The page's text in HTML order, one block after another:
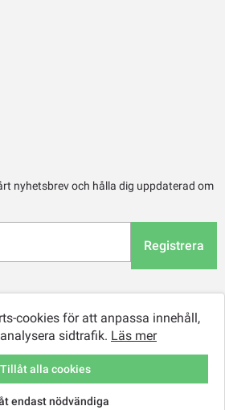
nyhetsbrev och hålla dig uppdaterad om
Registrera
TCM Online Retail AB
cookies för att anpassa innehåll,
sidtrafik. Läs mer
endast nödvändiga
Tillåt alla cookies